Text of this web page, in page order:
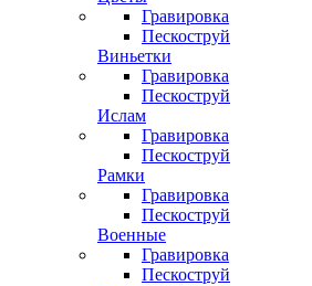
Гравировка
Пескоструй
Виньетки
Гравировка
Пескоструй
Ислам
Гравировка
Пескоструй
Рамки
Гравировка
Пескоструй
Военные
Гравировка
Пескоструй